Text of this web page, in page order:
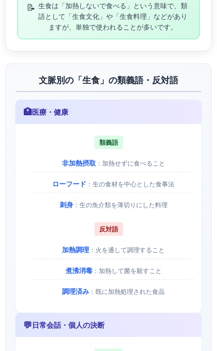
📝 生食は「加熱しないで食べる」という意味で、類
語として「生食文化」や「生食料理」などがあり
ますが、単独で使われることが多いです。
文脈別の「生食」の類義語・反対語
🏥医療・健康
類義語
非加熱摂取 ：加熱せずに食べること
ローフード ：生の食材を中心とした食事法
刺身：生の魚介類を薄切りにした料理
反対語
加熱調理 ：火を通して調理すること
煮沸消毒：加熱して菌を殺すこと
調理済み ：既に加熱処理された食品
💬日常会話・個人の決断